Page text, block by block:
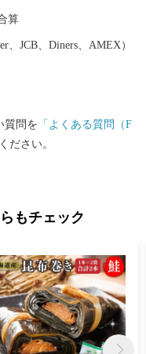
算
JCB、Diners、AMEX）
質問を 「よくある質問（F
ださい。
もチェック